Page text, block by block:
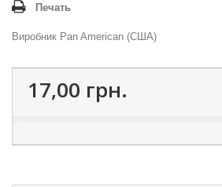
Печать
Виробник Pan American (США)
17,00 грн.